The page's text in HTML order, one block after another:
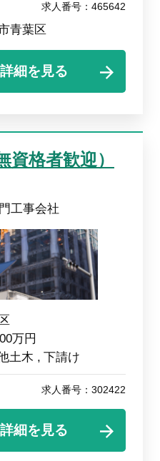
求人番号：465642
青葉区
詳細を見る
資格者歓迎）
工事会社
万円
土木 下請け
求人番号：302422
詳細を見る